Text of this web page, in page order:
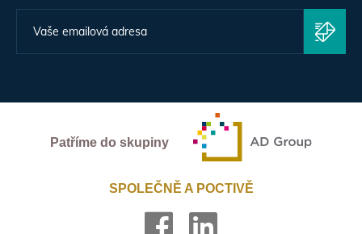
Patříme do skupiny
SPOLEČNĚ A POCTIVĚ